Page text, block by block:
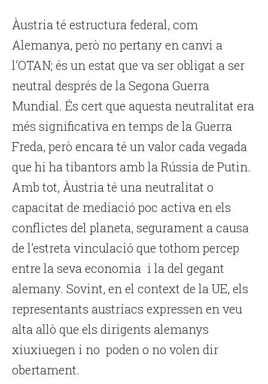
Àustria té estructura federal, com
Alemanya, però no pertany en canvi a
l’OTAN; és un estat que va ser obligat a ser
neutral després de la Segona Guerra
Mundial. És cert que aquesta neutralitat era
més significativa en temps de la Guerra
Freda, però encara té un valor cada vegada
que hi ha tibantors amb la Rússia de Putin.
Amb tot, Àustria té una neutralitat o
capacitat de mediació poc activa en els
conflictes del planeta, segurament a causa
de l’estreta vinculació que tothom percep
entre la seva economia i la del gegant
alemany. Sovint, en el context de la UE, els
representants austríacs expressen en veu
alta allò que els dirigents alemanys
xiuxiuegen i no poden o no volen dir
obertament.